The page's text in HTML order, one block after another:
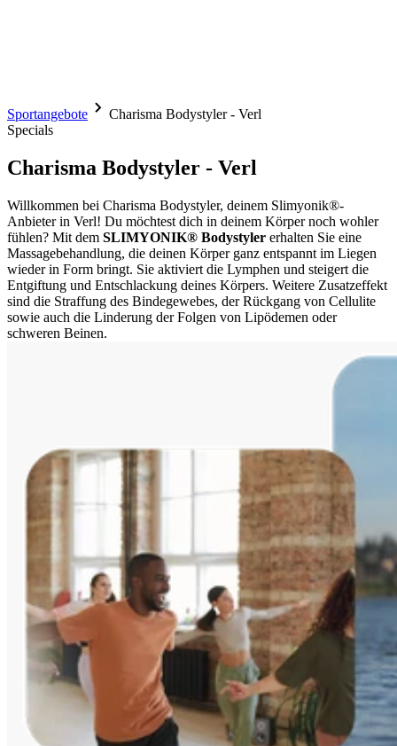
Sportangebote
Charisma Bodystyler - Verl
Specials
Charisma Bodystyler - Verl
Willkommen bei Charisma Bodystyler, deinem Slimyonik®-
Anbieter in Verl! Du möchtest dich in deinem Körper noch wohler
fühlen? Mit dem SLIMYONIK® Bodystyler erhalten Sie eine
Massagebehandlung, die deinen Körper ganz entspannt im Liegen
wieder in Form bringt. Sie aktiviert die Lymphen und steigert die
Entgiftung und Entschlackung deines Körpers. Weitere Zusatzeffekt
sind die Straffung des Bindegewebes, der Rückgang von Cellulite
sowie auch die Linderung der Folgen von Lipödemen oder
schweren Beinen.